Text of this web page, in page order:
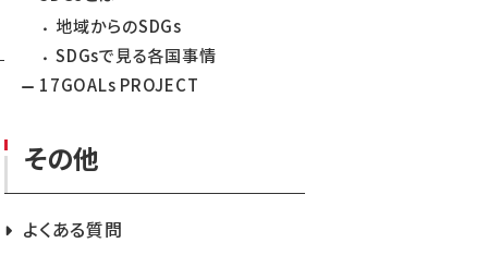
地域からのSDGs
SDGsで見る各国事情
17GOALs PROJECT
その他
よくある質問